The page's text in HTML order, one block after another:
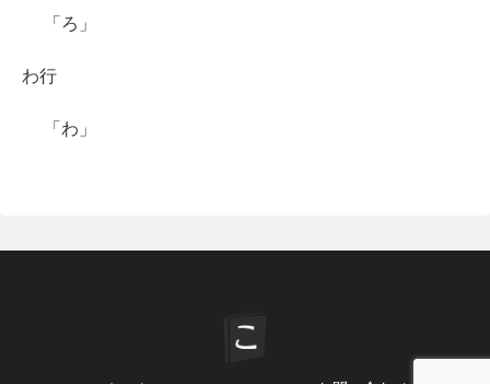
「ろ」
わ行
「わ」